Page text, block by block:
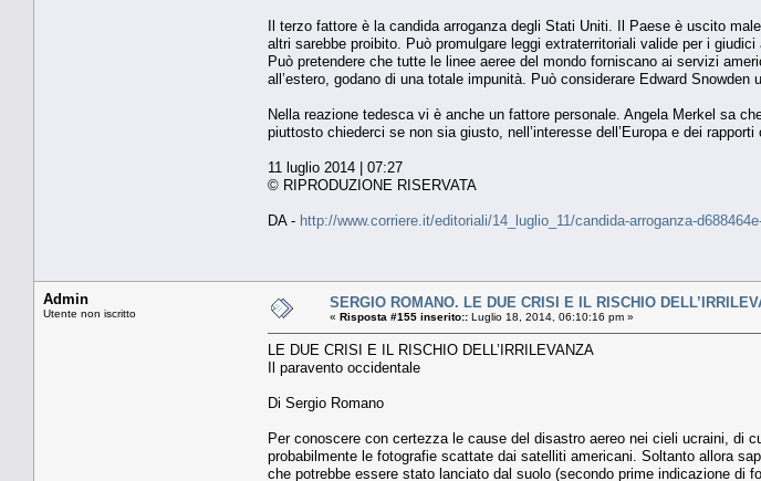
Il terzo fattore è la candida arroganza degli Stati Uniti. Il Paese è uscito
altri sarebbe proibito. Può promulgare leggi extraterritoriali valide per i
Può pretendere che tutte le linee aeree del mondo forniscano ai servizi
all’estero, godano di una totale impunità. Può considerare Edward
Nella reazione tedesca vi è anche un fattore personale. Angela Merkel sa
piuttosto chiederci se non sia giusto, nell’interesse dell’Europa e dei
11 luglio 2014 | 07:27
© RIPRODUZIONE RISERVATA
DA - http://www.corriere.it/editoriali/14_luglio_11/candida-arroganza-
Admin
Utente non iscritto
SERGIO ROMANO. LE DUE CRISI E IL RISCHIO
« Risposta #155 inserito:: Luglio 18, 2014, 06:10:16 pm »
LE DUE CRISI E IL RISCHIO DELL’IRRILEVANZA
Il paravento occidentale
Di Sergio Romano
Per conoscere con certezza le cause del disastro aereo nei cieli ucraini, di
probabilmente le fotografie scattate dai satelliti americani. Soltanto allora
che potrebbe essere stato lanciato dal suolo (secondo prime indicazione